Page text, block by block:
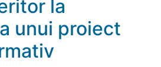
la
unui proiect